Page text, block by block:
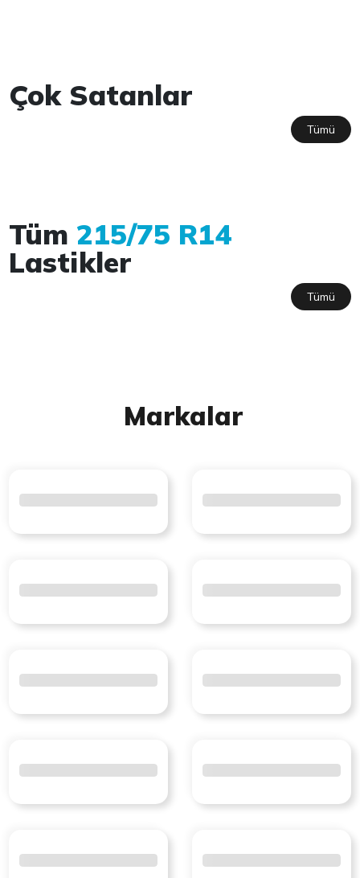
Çok Satanlar
Tümü
Tüm 215/75 R14
Lastikler
Tümü
Markalar